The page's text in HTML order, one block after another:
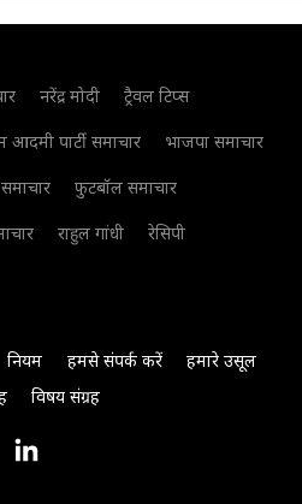
नरेंद्र मोदी
ट्रैवल टिप्स
पार्टी समाचार
भाजपा समाचार
फुटबॉल समाचार
राहुल गांधी
रेसिपी
नियम हमसे संपर्क करें
हमारे उसूल
विषय संग्रह